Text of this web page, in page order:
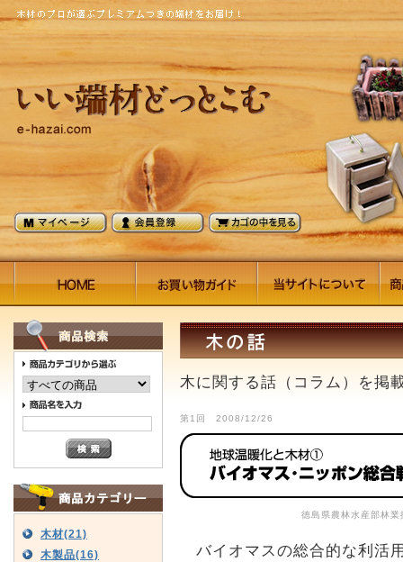
木材(21)
木製品(16)
木に関する話（コラム）を掲
第1回 2008/12/26
徳島県農林水産部林
バイオマスの総合的な利活